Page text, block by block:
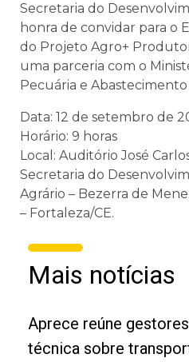
Secretaria do
honra de convidar para o
do Projeto Agro+
uma parceria com o
Pecuária e Abastecimento
Data: 12 de setembro de
Horário: 9 horas
Local: Auditório José
Secretaria do
Agrário – Bezerra de
– Fortaleza/CE.
Mais notícias
Aprece reúne
técnica sobre